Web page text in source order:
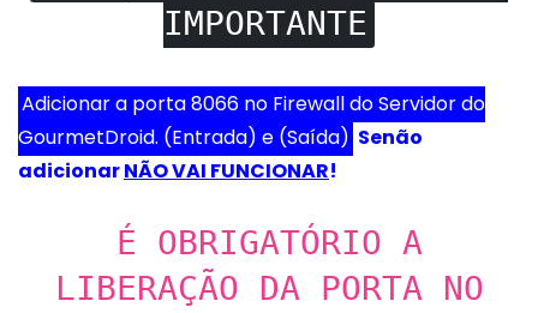
IMPORTANTE
Adicionar a porta 8066 no Firewall do Servidor do
GourmetDroid. (Entrada) e (Saída) Senão
adicionarNÃO VAI FUNCIONAR!
É OBRIGATÓRIO A
LIBERAÇÃO DA PORTA NO